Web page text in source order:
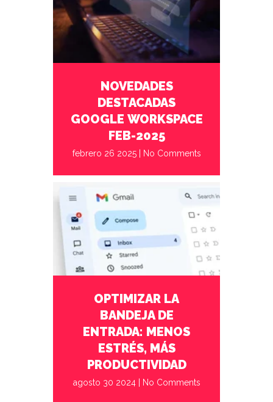
NOVEDADES
DESTACADAS
GOOGLE WORKSPACE
FEB-2025
febrero 26 2025| No Comments
febrero 26 2025 No Comments
OPTIMIZAR LA
BANDEJA DE
ENTRADA: MENOS
ESTRÉS, MÁS
PRODUCTIVIDAD
agosto 30 2024| No Comments
agosto 30 2024 No Comments